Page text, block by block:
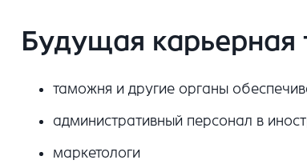
Будущая карьерная
таможня и другие органы
административный персонал в
маркетологи